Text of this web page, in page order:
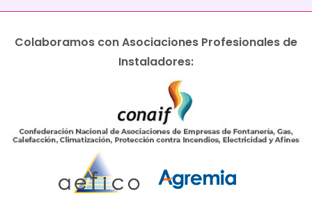
Colaboramos con Asociaciones Profesionales de
Instaladores: